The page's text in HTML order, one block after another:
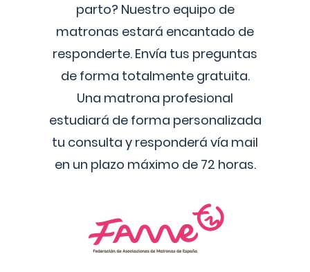
parto? Nuestro equipo de
matronas estará encantado de
responderte. Envía tus preguntas
de forma totalmente gratuita.
Una matrona profesional
estudiará de forma personalizada
tu consulta y responderá vía mail
en un plazo máximo de 72 horas.